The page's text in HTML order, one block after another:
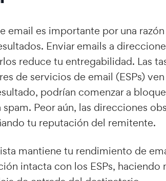
email es importante por una
Enviar emails a
reduce tu entregabilidad. Las
de servicios de email (ESPs)
podrían comenzar a
Peor aún, las direcciones
tu reputación del remitente.
mantiene tu rendimiento de
intacta con los ESPs, haciendo